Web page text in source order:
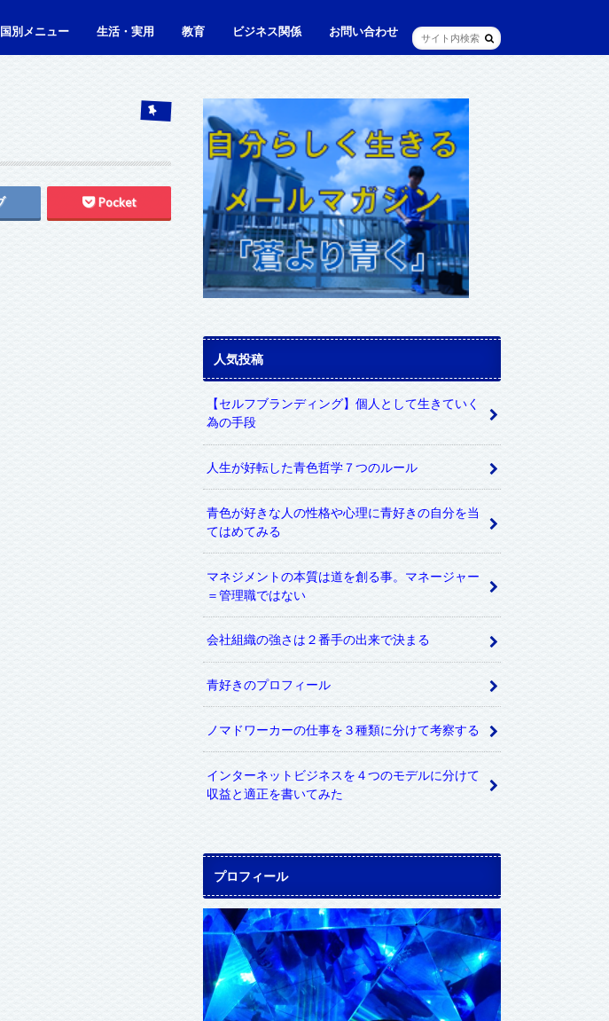
国別メニュー 生活・実用 教育 ビジネス関係 お問い合わせ
Pocket
人気投稿
【セルフブランディング】個人として生きていく
為の手段
人生が好転した青色哲学７つのルール
青色が好きな人の性格や心理に青好きの自分を当
てはめてみる
マネジメントの本質は道を創る事。マネージャー
＝管理職ではない
会社組織の強さは２番手の出来で決まる
青好きのプロフィール
ノマドワーカーの仕事を３種類に分けて考察する
インターネットビジネスを４つのモデルに分けて
収益と適正を書いてみた
プロフィール